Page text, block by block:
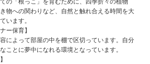
の「根っこ」を育むために、四季折々の植物
物への関わりなど、自然と触れ合える時間を大
います。
ー保育】
によって部屋の中を棚で区切っています。自分
ことに夢中になれる環境となっています。